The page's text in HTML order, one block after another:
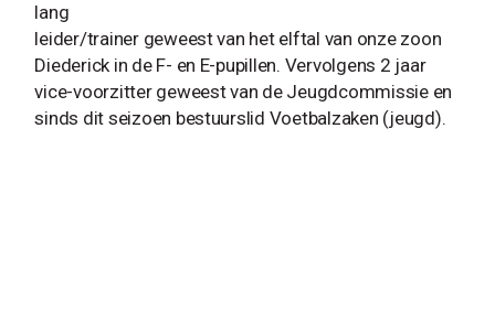
lang
leider/trainer geweest van het elftal van onze zoon
Diederick in de F- en E-pupillen. Vervolgens 2 jaar
vice-voorzitter geweest van de Jeugdcommissie en
sinds dit seizoen bestuurslid Voetbalzaken (jeugd).